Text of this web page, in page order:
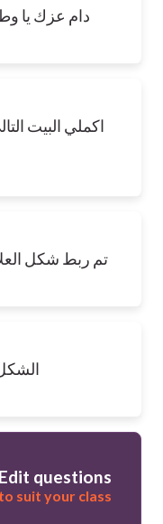
دام عزك يا
اكملي البيت
تم ربط شكل
Edit questions
to suit your class